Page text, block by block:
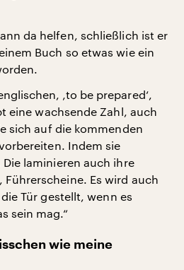
da helfen, schließlich ist er
Buch so etwas wie ein
‚to be prepared‘,
eine wachsende Zahl, auch
sich auf die kommenden
Indem sie
laminieren auch ihre
Führerscheine. Es wird auch
Tür gestellt, wenn es
sein mag.“
wie meine